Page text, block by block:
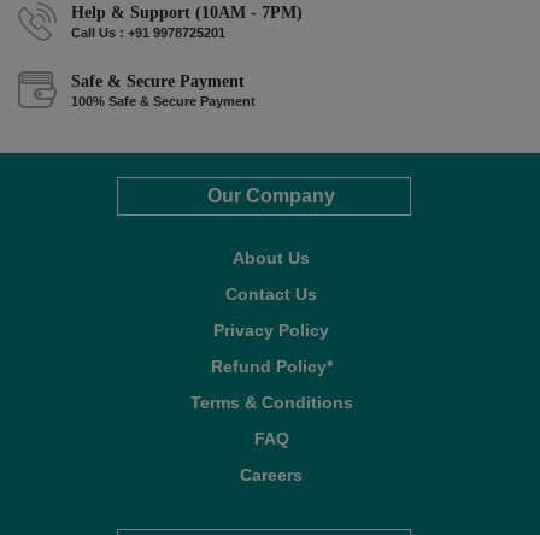
Help & Support (10AM - 7PM)
Call Us : +91 9978725201
Safe & Secure Payment
100% Safe & Secure Payment
Our Company
About Us
Contact Us
Privacy Policy
Refund Policy*
Terms & Conditions
FAQ
Careers